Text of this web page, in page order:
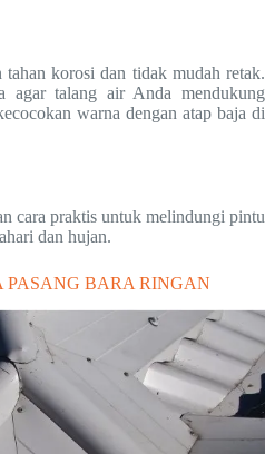
korosi dan tidak mudah retak.
agar talang air Anda mendukung
warna dengan atap baja di
cara praktis untuk melindungi pintu
dan hujan.
PASANG BARA RINGAN